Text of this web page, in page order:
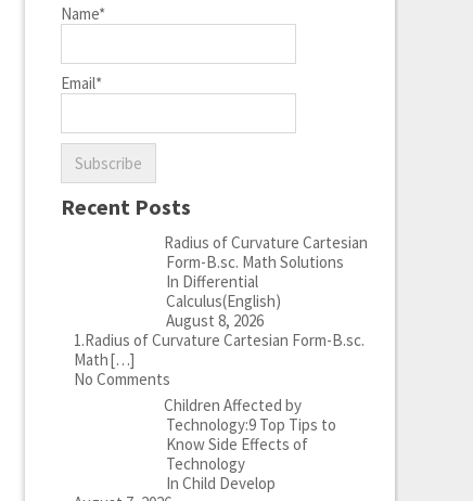
Name*
Email*
Recent Posts
Radius of Curvature Cartesian
Form-B.sc. Math Solutions
In Differential
Calculus(English)
August 8, 2026
1.Radius of Curvature Cartesian Form-B.sc.
Math[…]
No Comments
Children Affected by
Technology:9 Top Tips to
Know Side Effects of
Technology
In Child Develop